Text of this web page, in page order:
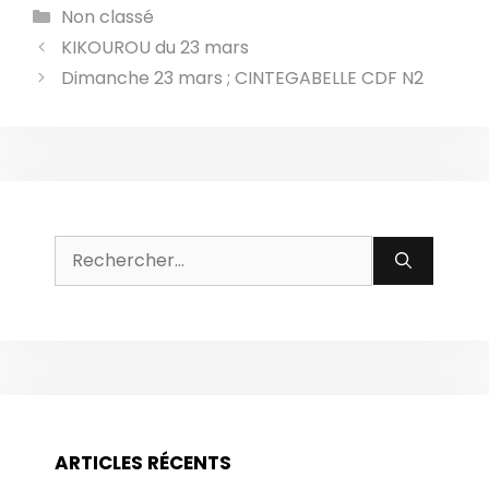
Catégories
Non classé
KIKOUROU du 23 mars
Dimanche 23 mars ; CINTEGABELLE CDF N2
Rechercher :
ARTICLES RÉCENTS